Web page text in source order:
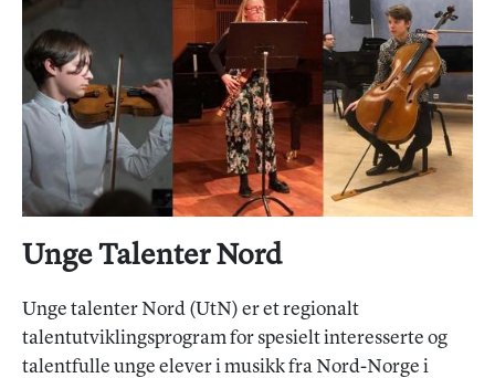
Unge Talenter Nord
Unge talenter Nord (UtN) er et regionalt
talentutviklingsprogram for spesielt interesserte og
talentfulle unge elever i musikk fra Nord-Norge i